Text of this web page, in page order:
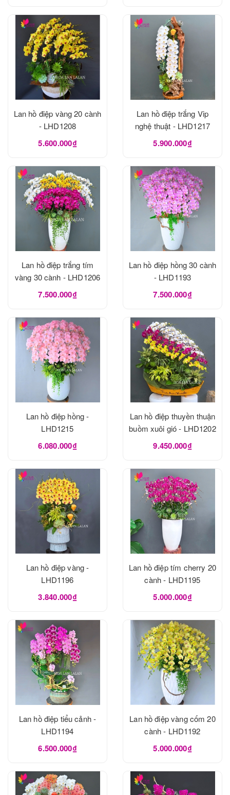
Lan hồ điệp vàng 20 cành
- LHD1208
5.600.000₫
Lan hồ điệp trắng Vip
nghệ thuật - LHD1217
5.900.000₫
Lan hồ điệp trắng tím
vàng 30 cành - LHD1206
7.500.000₫
Lan hồ điệp hồng 30 cành
- LHD1193
7.500.000₫
Lan hồ điệp hồng -
LHD1215
6.080.000₫
Lan hồ điệp thuyền thuận
buồm xuôi gió - LHD1202
9.450.000₫
Lan hồ điệp vàng -
LHD1196
3.840.000₫
Lan hồ điệp tím cherry 20
cành - LHD1195
5.000.000₫
Lan hồ điệp tiểu cảnh -
LHD1194
6.500.000₫
Lan hồ điệp vàng cốm 20
cành - LHD1192
5.000.000₫